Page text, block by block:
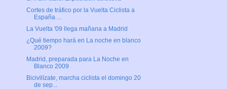
Cortes de tráfico por la Vuelta Ciclista a
España ...
La Vuelta '09 llega mañana a Madrid
¿Qué tiempo hará en La noche en blanco
2009?
Madrid, preparada para La Noche en
Blanco 2009
Bicivilízate, marcha ciclista el domingo 20
de sep...